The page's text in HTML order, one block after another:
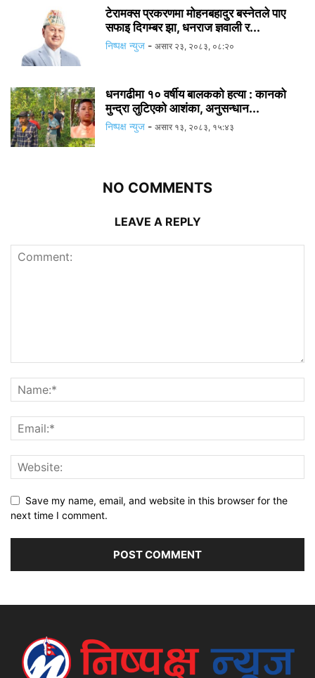
टेरामक्स प्रकरणमा मोहनबहादुर बस्नेतले पाए
सफाइ दिगम्बर झा, धनराज ज्ञवाली र...
निष्पक्ष न्युज - असार २३, २०८३, ०८:२०
धनगढीमा १० वर्षीय बालकको हत्या : कानको
मुन्द्रा लुटिएको आशंका, अनुसन्धान...
निष्पक्ष न्युज - असार १३, २०८३, १५:४३
NO COMMENTS
LEAVE A REPLY
Save my name, email, and website in this browser for the
next time I comment.